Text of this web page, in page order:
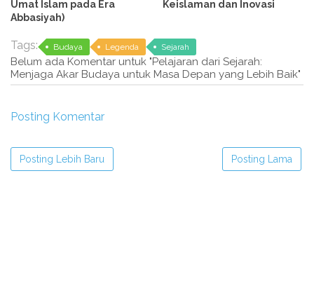
Umat Islam pada Era
Abbasiyah)
Keislaman dan Inovasi
Tags: Budaya Legenda Sejarah
Belum ada Komentar untuk "Pelajaran dari Sejarah:
Menjaga Akar Budaya untuk Masa Depan yang Lebih Baik"
Posting Komentar
Posting Lebih Baru Posting Lama